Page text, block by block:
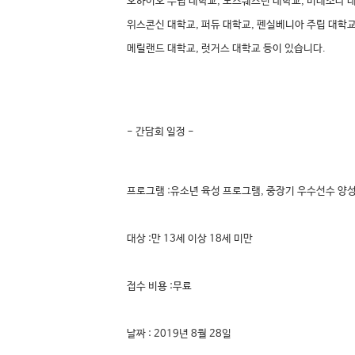
위스콘신 대학교, 퍼듀 대학교, 펜실베니아 주립 대학
메릴랜드 대학교, 럿거스 대학교 등이 있습니다.
- 간담회 일정 -
프로그램 :유소년 육성 프로그램, 중장기 우수선수 양
대상 :만 13세 이상 18세 미만
접수 비용 :무료
날짜 : 2019년 8월 28일